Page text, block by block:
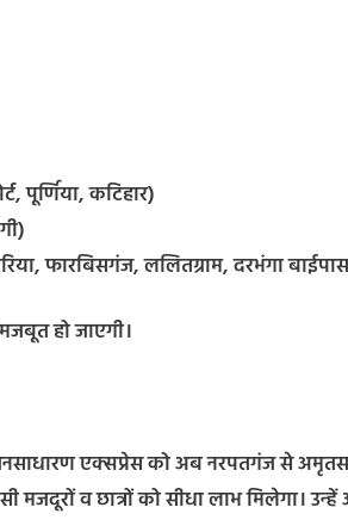
पूर्णिया, कटिहार)
फारबिसगंज, ललितग्राम, दरभंगा
हो जाएगी।
एक्सप्रेस को अब नरपतगंज से
व छात्रों को सीधा लाभ मिलेगा। उन्हें